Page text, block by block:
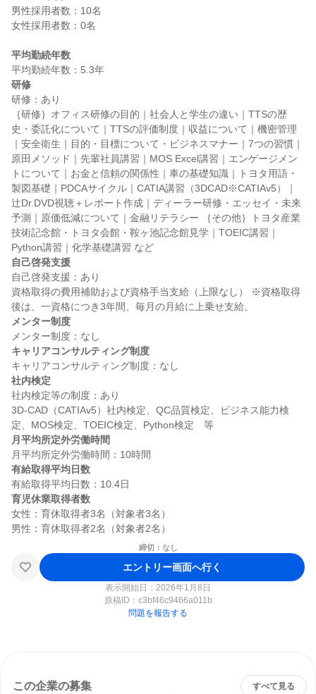
男性採用者数：10名
女性採用者数：0名
平均勤続年数
研修
研修：あり
｛研修｝オフィス研修の目的｜社会人と学生の違い｜TTSの歴
史・委託化について｜TTSの評価制度｜収益について｜機密管理
｜安全衛生｜目的・目標について・ビジネスマナー｜7つの習慣｜
原田メソッド｜先輩社員講習｜MOS Excel講習｜エンゲージメン
トについて｜お金と信頼の関係性｜車の基礎知識｜トヨタ用語・
製図基礎｜PDCAサイクル｜CATIA講習（3DCAD※CATIAv5）｜
辻Dr.DVD視聴＋レポート作成｜ディーラー研修・エッセイ・未来
予測｜原価低減について｜金融リテラシー ｛その他｝トヨタ産業
技術記念館・トヨタ会館・鞍ヶ池記念館見学｜TOEIC講習｜
自己啓発支援
自己啓発支援：あり
資格取得の費用補助および資格手当支給（上限なし） ※資格取得
メンター制度
キャリアコンサルティング制度
社内検定
社内検定等の制度：あり
3D-CAD（CATIAv5）社内検定、QC品質検定、ビジネス能力検
月平均所定外労働時間
有給取得平均日数
育児休業取得者数
女性：育休取得者3名（対象者3名）
締切：なし
エントリー画面へ行く
表示開始日：2026年1月8日
原稿ID： c3bf46c9466a011b
問題を報告する
この企業の募集 すべて見る